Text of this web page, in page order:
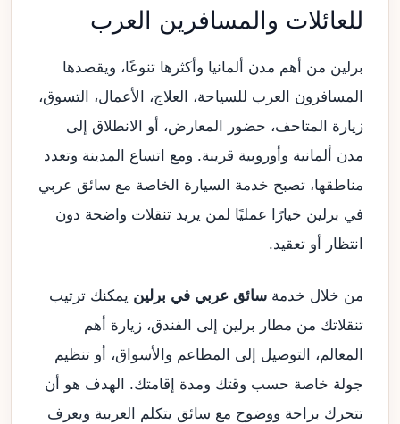
للعائلات والمسافرين العرب
برلين من أهم مدن ألمانيا وأكثرها تنوعًا، ويقصدها
المسافرون العرب للسياحة، العلاج، الأعمال، التسوق،
زيارة المتاحف، حضور المعارض، أو الانطلاق إلى
مدن ألمانية وأوروبية قريبة. ومع اتساع المدينة وتعدد
مناطقها، تصبح خدمة السيارة الخاصة مع سائق عربي
في برلين خيارًا عمليًا لمن يريد تنقلات واضحة دون
انتظار أو تعقيد.
من خلال خدمة سائق عربي في برلين يمكنك ترتيب
تنقلاتك من مطار برلين إلى الفندق، زيارة أهم
المعالم، التوصيل إلى المطاعم والأسواق، أو تنظيم
جولة خاصة حسب وقتك ومدة إقامتك. الهدف هو أن
تتحرك براحة ووضوح مع سائق يتكلم العربية ويعرف